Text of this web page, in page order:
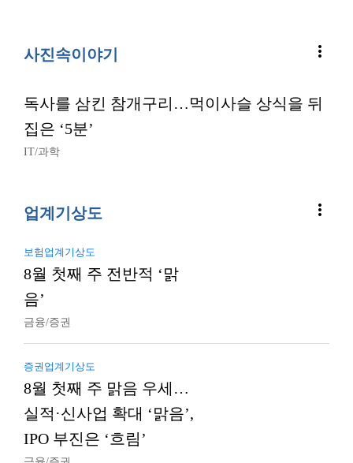
사진속이야기 more_vert
독사를 삼킨 참개구리…먹이사슬 상식을 뒤
집은 ‘5분’
IT/과학
업계기상도 more_vert
보험업계기상도
8월 첫째 주 전반적 ‘맑
음’
금융/증권
증권업계기상도
8월 첫째 주 맑음 우세…
실적·신사업 확대 ‘맑음’,
IPO 부진은 ‘흐림’